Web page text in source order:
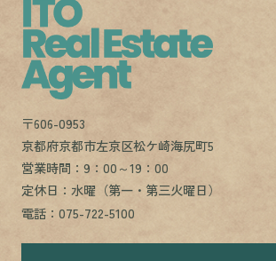
〒606-0953
京都府京都市左京区松ケ崎海尻町5
営業時間：9：00～19：00
定休日：水曜（第一・第三火曜日）
電話：075-722-5100